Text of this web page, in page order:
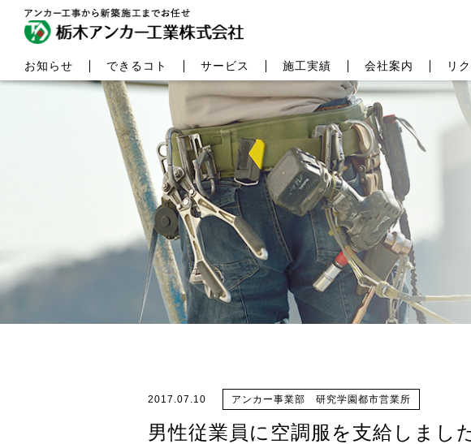
お知らせ できるコト サービス 施工実績 会社案内 リ
2017.07.10 アンカー事業部 研究学園都市営業所
男性従業員に空調服を支給しまし